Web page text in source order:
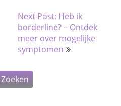
Next Post: Heb ik
borderline? – Ontdek
meer over mogelijke
symptomen
Zoeken